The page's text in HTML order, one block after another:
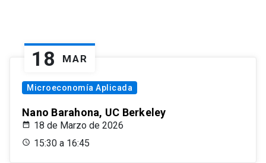
18 MAR
Microeconomía Aplicada
Nano Barahona, UC Berkeley
18 de Marzo de 2026
15:30 a 16:45